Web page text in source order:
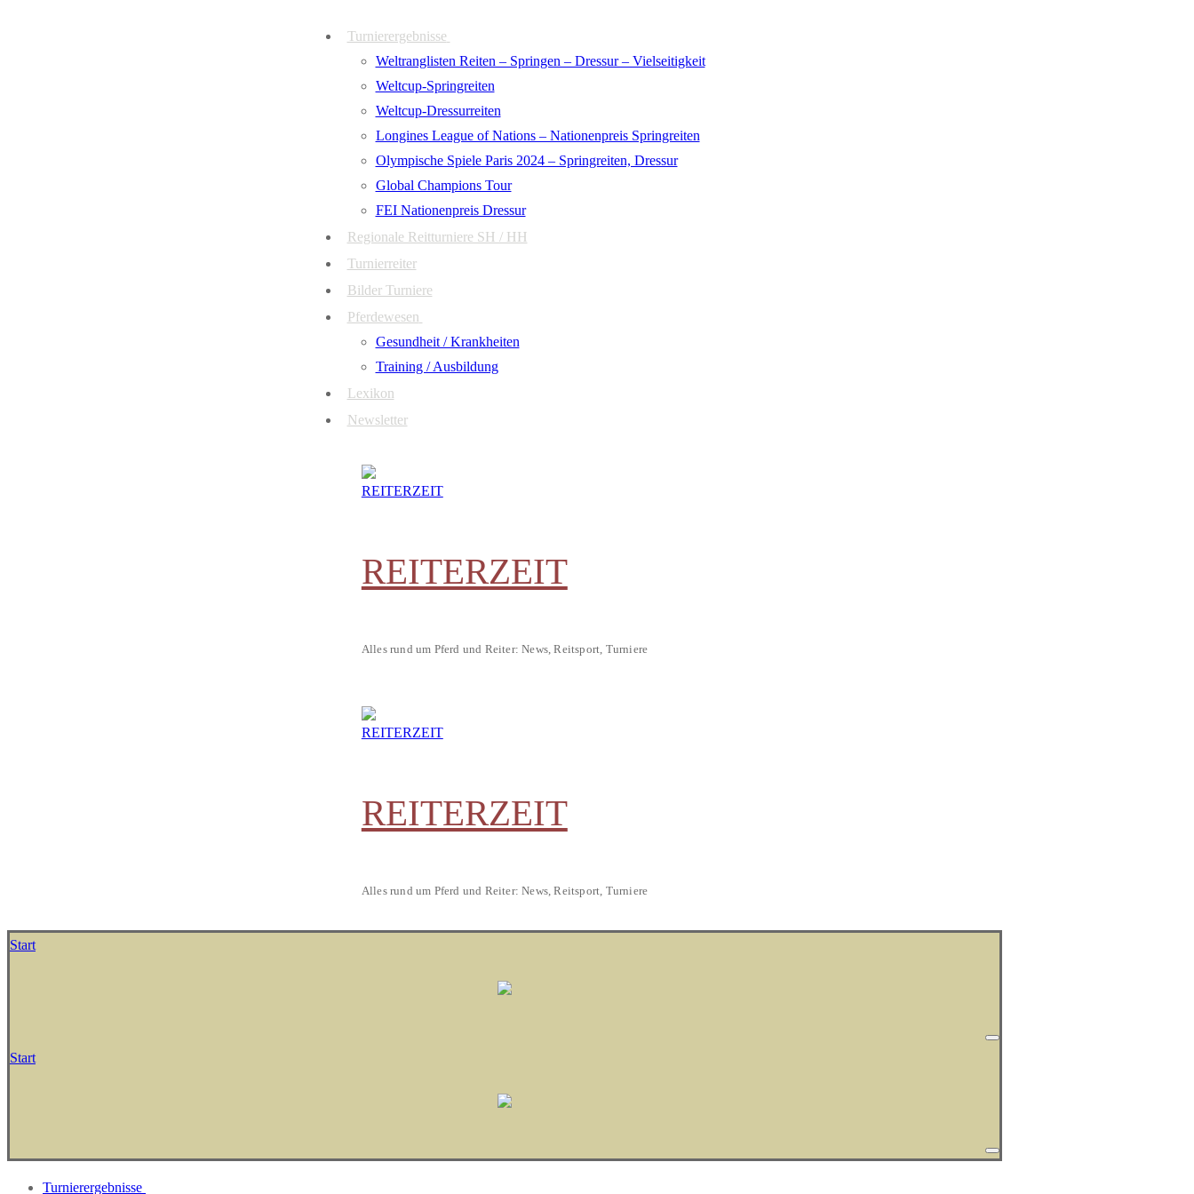
Turnierergebnisse
Weltranglisten Reiten – Springen – Dressur – Vielseitigkeit
Weltcup-Springreiten
Weltcup-Dressurreiten
Longines League of Nations – Nationenpreis Springreiten
Olympische Spiele Paris 2024 – Springreiten, Dressur
Global Champions Tour
FEI Nationenpreis Dressur
Regionale Reitturniere SH / HH
Turnierreiter
Bilder Turniere
Pferdewesen
Gesundheit / Krankheiten
Training / Ausbildung
Lexikon
Newsletter
REITERZEIT
Alles rund um Pferd und Reiter: News, Reitsport, Turniere
REITERZEIT
Alles rund um Pferd und Reiter: News, Reitsport, Turniere
Start
Start
Turnierergebnisse